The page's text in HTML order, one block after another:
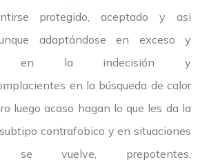
protegido, aceptado y asi
adaptándose en exceso y
en la indecisión y
en la búsqueda de calor
luego acaso hagan lo que les da la
contrafobico y en situaciones
vuelve, prepotentes,